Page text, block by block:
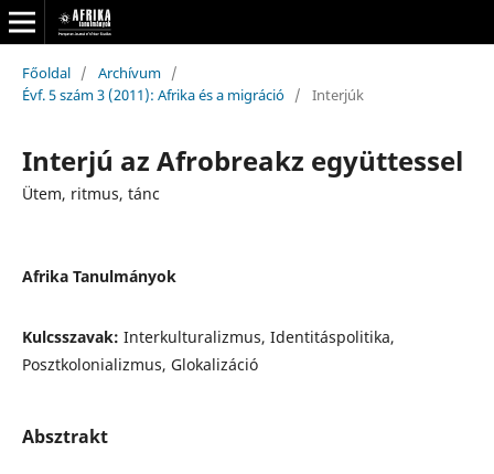
Főoldal / Archívum /
Évf. 5 szám 3 (2011): Afrika és a migráció / Interjúk
Interjú az Afrobreakz együttessel
Ütem, ritmus, tánc
Afrika Tanulmányok
Kulcsszavak: Interkulturalizmus, Identitáspolitika,
Posztkolonializmus, Glokalizáció
Absztrakt